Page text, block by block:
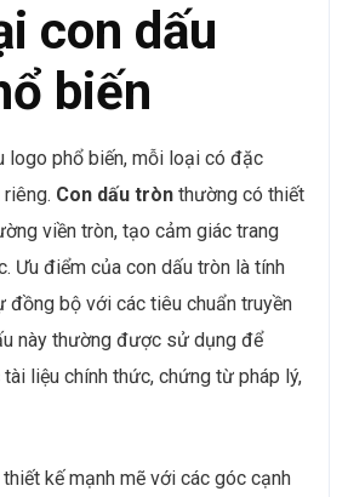
con dấu
biến
logo phổ biến, mỗi loại có đặc
Con dấu tròn thường có thiết
viền tròn, tạo cảm giác trang
Ưu điểm của con dấu tròn là tính
đồng bộ với các tiêu chuẩn truyền
này thường được sử dụng để
liệu chính thức, chứng từ pháp lý,
kế mạnh mẽ với các góc cạnh